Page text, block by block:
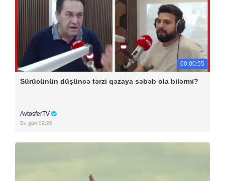
00:00:55
Sürücünün düşüncə tərzi qəzaya səbəb ola bilərmi?
AvtosferTV
Bu gün 09:26